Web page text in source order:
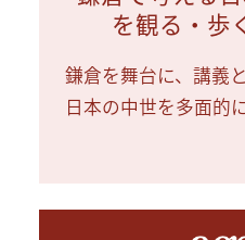
を観る・歩
鎌倉を舞台に、講義
日本の中世を多面的